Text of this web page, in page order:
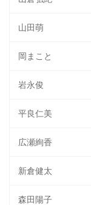
山田萌
岡まこと
岩永俊
平良仁美
広瀬絢香
新倉健太
森田陽子